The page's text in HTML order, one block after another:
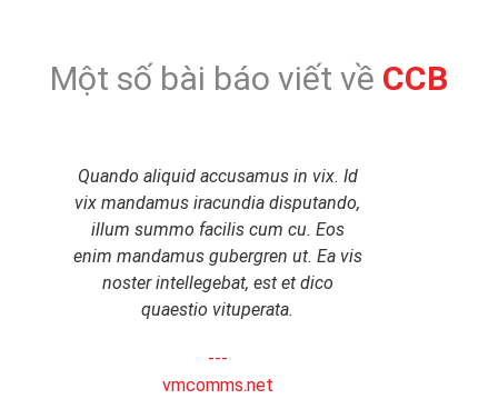
Một số bài báo viết về CCB
Quando aliquid accusamus in vix. Id
vix mandamus iracundia disputando,
illum summo facilis cum cu. Eos
enim mandamus gubergren ut. Ea vis
noster intellegebat, est et dico
quaestio vituperata.
---
vmcomms.net